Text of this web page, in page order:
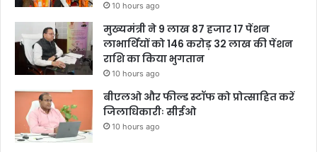
10 hours ago
मुख्यमंत्री ने 9 लाख 87 हजार 17 पेंशन
लाभार्थियों को 146 करोड़ 32 लाख की पेंशन
राशि का किया भुगतान
10 hours ago
बीएलओ और फील्ड स्टॉफ को प्रोत्साहित करें
जिलाधिकारीः सीईओ
10 hours ago